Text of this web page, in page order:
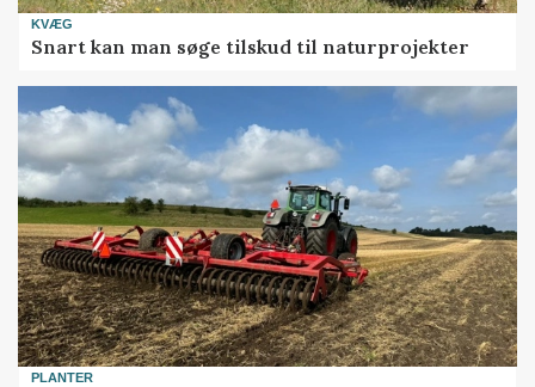
KVÆG
Snart kan man søge tilskud til naturprojekter
PLANTER